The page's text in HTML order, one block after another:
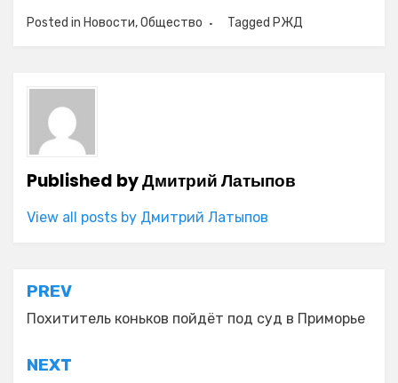
Posted in Новости,Общество Tagged РЖД
Published byДмитрий Латыпов
View all posts by Дмитрий Латыпов
Навигация
по
записям
PREV
Похититель коньков пойдёт под суд в Приморье
NEXT